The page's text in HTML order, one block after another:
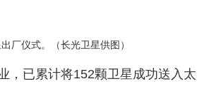
厂仪式。（长光卫星供图）
已累计将152颗卫星成功送入